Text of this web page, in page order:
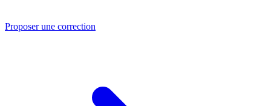
Proposer une correction